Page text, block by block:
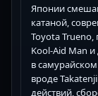
Японии
катаной,
Toyota Trueno,
Kool-Aid Man
в
вроде
действий,